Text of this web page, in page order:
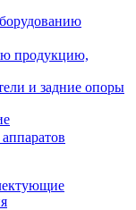
продукцию,
и задние опоры